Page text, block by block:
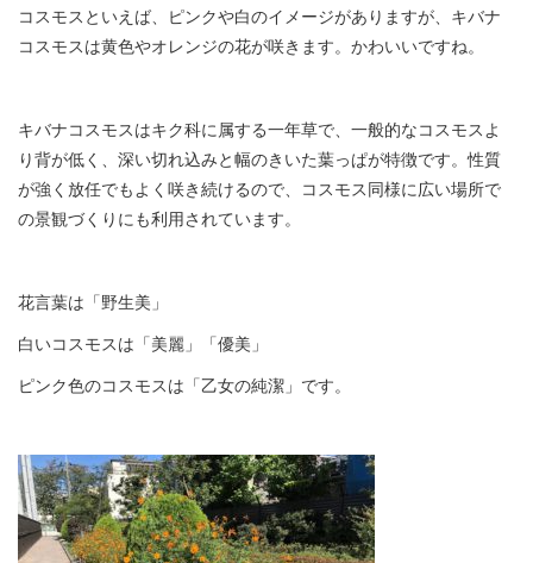
コスモスといえば、ピンクや白のイメージがありますが、キバナ
コスモスは黄色やオレンジの花が咲きます。かわいいですね。
キバナコスモスはキク科に属する一年草で、一般的なコスモスよ
り背が低く、深い切れ込みと幅のきいた葉っぱが特徴です。性質
が強く放任でもよく咲き続けるので、コスモス同様に広い場所で
の景観づくりにも利用されています。
花言葉は「野生美」
白いコスモスは「美麗」「優美」
ピンク色のコスモスは「乙女の純潔」です。